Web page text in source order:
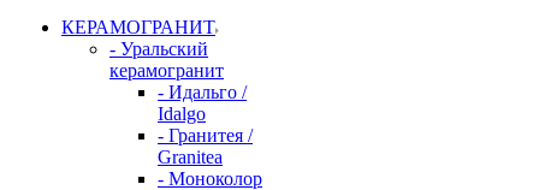
КЕРАМОГРАНИТ
- Уральский
керамогранит
- Идальго /
Idalgo
- Гранитея /
Granitea
- Моноколор